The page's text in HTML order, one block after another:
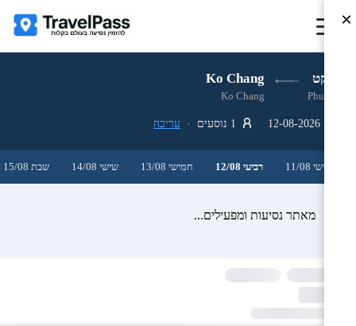
פוקט Ko Chang
Phuket
Ko Chang
עריכה
שלישי 11/08 רביעי 12/08 חמישי 13/08 שישי 14/08 שבת 15/08
מאתר נסיעות ומפעילים...
×